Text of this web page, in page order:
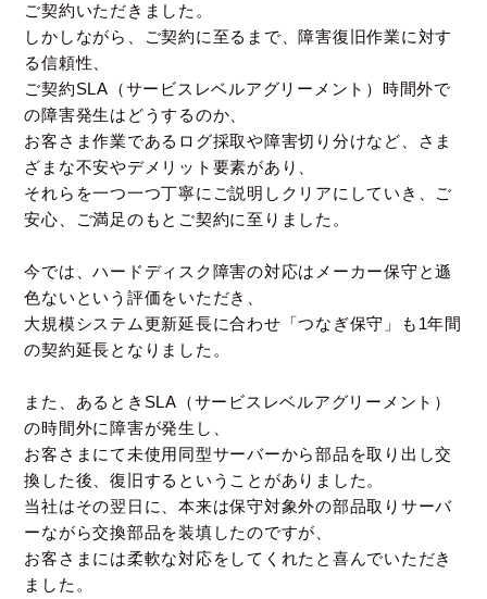
ご契約いただきました。
しかしながら、ご契約に至るまで、障害復旧作業に対す
る信頼性、
ご契約SLA（サービスレベルアグリーメント）時間外で
の障害発生はどうするのか、
お客さま作業であるログ採取や障害切り分けなど、さま
ざまな不安やデメリット要素があり、
それらを一つ一つ丁寧にご説明しクリアにしていき、ご
安心、ご満足のもとご契約に至りました。
今では、ハードディスク障害の対応はメーカー保守と遜
色ないという評価をいただき、
大規模システム更新延長に合わせ「つなぎ保守」も1年間
の契約延長となりました。
また、あるときSLA（サービスレベルアグリーメント）
の時間外に障害が発生し、
お客さまにて未使用同型サーバーから部品を取り出し交
換した後、復旧するということがありました。
当社はその翌日に、本来は保守対象外の部品取りサーバ
ーながら交換部品を装填したのですが、
お客さまには柔軟な対応をしてくれたと喜んでいただき
ました。